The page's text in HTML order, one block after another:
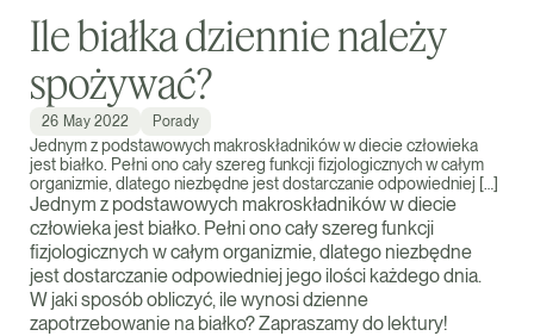
Ile białka dziennie należy
spożywać?
26 May 2022 Porady
Jednym z podstawowych makroskładników w diecie człowieka
jest białko. Pełni ono cały szereg funkcji fizjologicznych w całym
organizmie, dlatego niezbędne jest dostarczanie odpowiedniej […]
Jednym z podstawowych makroskładników w diecie
człowieka jest białko. Pełni ono cały szereg funkcji
fizjologicznych w całym organizmie, dlatego niezbędne
jest dostarczanie odpowiedniej jego ilości każdego dnia.
W jaki sposób obliczyć, ile wynosi dzienne
zapotrzebowanie na białko? Zapraszamy do lektury!